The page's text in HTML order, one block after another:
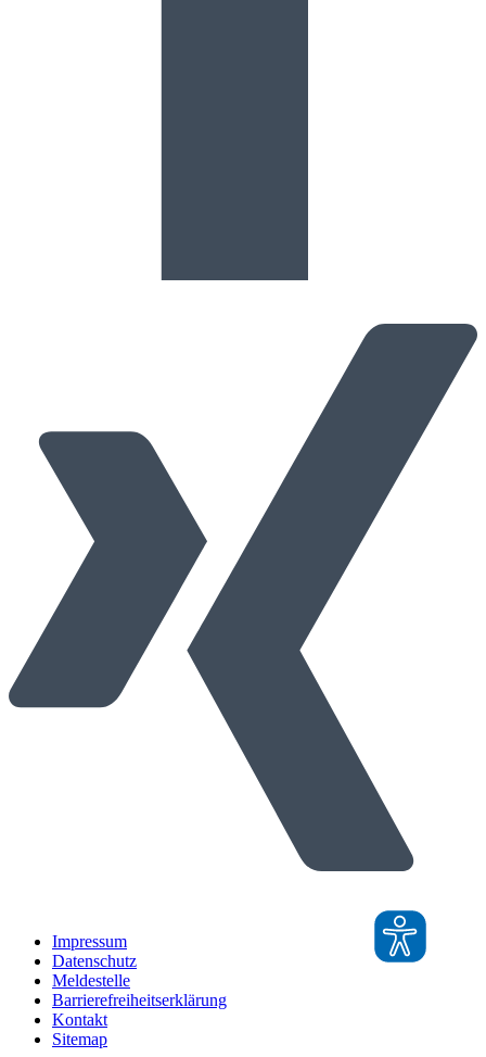
Impressum
Datenschutz
Meldestelle
Barrierefreiheitserklärung
Kontakt
Sitemap